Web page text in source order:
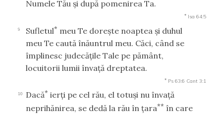
Numele Tău şi după pomenirea Ta.
* Isa 64:5
9 Sufletul* meu Te doreşte noaptea şi duhul
meu Te caută înăuntrul meu. Căci, când se
împlinesc judecăţile Tale pe pământ,
locuitorii lumii învaţă dreptatea.
* Ps 63:6 Cant 3:1
10 Dacă* ierţi pe cel rău, el totuşi nu învaţă
neprihănirea, se dedă la rău în ţara** în care